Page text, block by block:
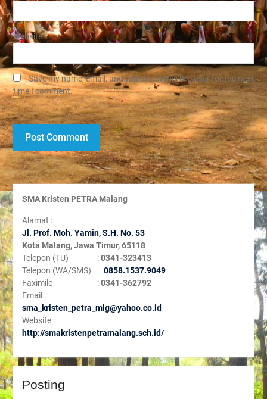
Website
Save my name, email, and website in this browser for the next
time I comment.
SMA Kristen PETRA Malang
Alamat :
Jl. Prof. Moh. Yamin, S.H. No. 53
Kota Malang, Jawa Timur, 65118
Telepon (TU) :0341-323413
Telepon (WA/SMS) :0858.1537.9049
Faximile :0341-362792
Email :
sma_kristen_petra_mlg@yahoo.co.id
Website :
http://smakristenpetramalang.sch.id/
Posting